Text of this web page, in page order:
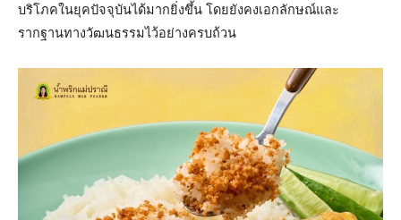
บริโภคในยุคปัจจุบันได้มากยิ่งขึ้น โดยยังคงเอกลักษณ์และ
รากฐานทางวัฒนธรรมไว้อย่างครบถ้วน